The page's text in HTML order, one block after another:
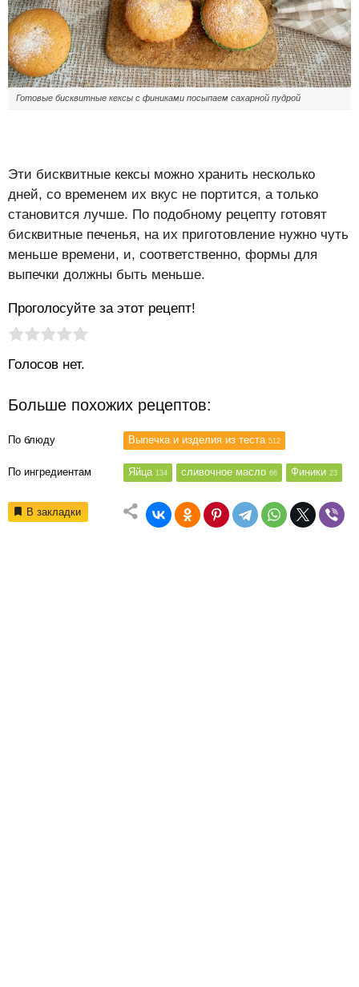
Готовые бисквитные кексы с финиками посыпаем сахарной пудрой
Эти бисквитные кексы можно хранить несколько
дней, со временем их вкус не портится, а только
становится лучше. По подобному рецепту готовят
бисквитные печенья, на их приготовление нужно чуть
меньше времени, и, соответственно, формы для
выпечки должны быть меньше.
Проголосуйте за этот рецепт!
Рейтинг статьи:
Голосов нет.
Больше похожих рецептов:
По блюду Выпечка и изделия из теста 512
По ингредиентам Яйца 134 сливочное масло 66 Финики 23
В закладки